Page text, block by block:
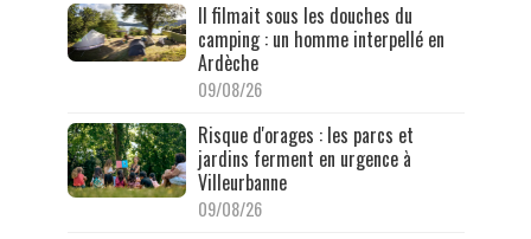
Il filmait sous les douches du
camping : un homme interpellé en
Ardèche
09/08/26
Risque d'orages : les parcs et
jardins ferment en urgence à
Villeurbanne
09/08/26